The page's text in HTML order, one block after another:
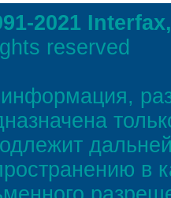
2021
reserved
в